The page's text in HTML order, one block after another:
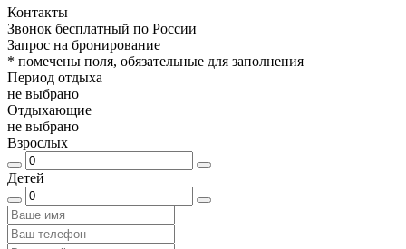
Контакты
Звонок бесплатный по России
Запрос на бронирование
* помечены поля, обязательные для заполнения
Период отдыха
не выбрано
Отдыхающие
не выбрано
Взрослых
Детей